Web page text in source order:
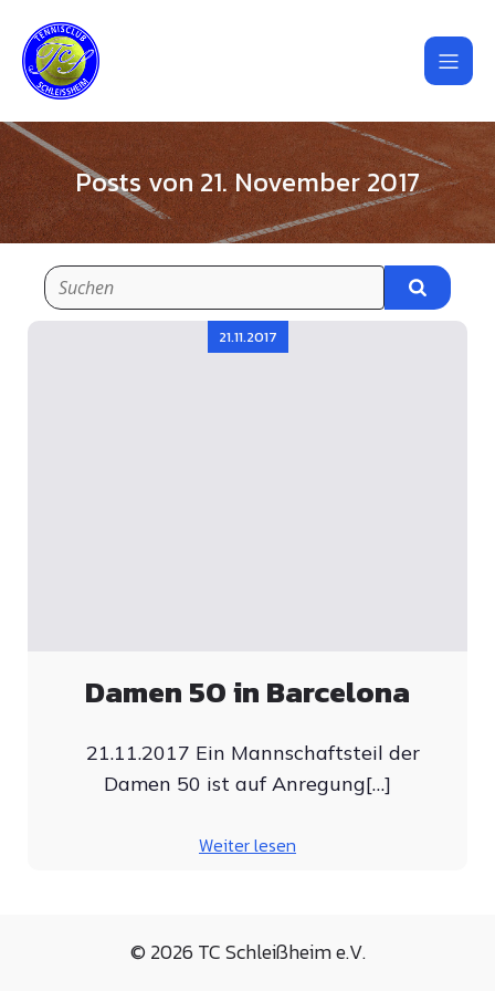
Posts von 21. November 2017
21.11.2017
Damen 50 in Barcelona
21.11.2017 Ein Mannschaftsteil der
Damen 50 ist auf Anregung[…]
Weiter lesen
© 2026 TC Schleißheim e.V.